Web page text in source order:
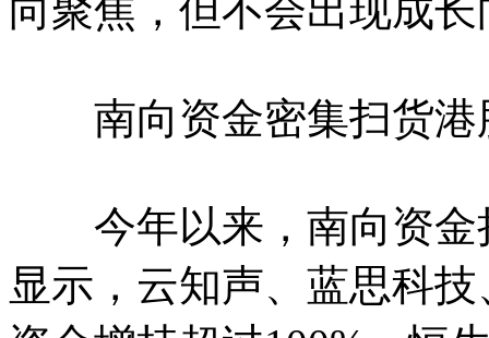
向聚焦，但不会出现成
南向资金密集扫货港
今年以来，南向资金
显示，云知声、蓝思科